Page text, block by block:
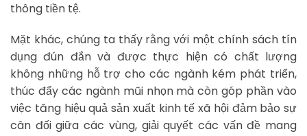
thông tiền tệ.
Mặt khác, chúng ta thấy rằng với một chính sách tín
dụng đún đắn và được thực hiện có chất lượng
không những hỗ trợ cho các ngành kém phát triển,
thúc đẩy các ngành mũi nhọn mà còn góp phần vào
việc tăng hiệu quả sản xuất kinh tế xã hội đảm bảo sự
cân đối giữa các vùng, giải quyết các vấn đề mang